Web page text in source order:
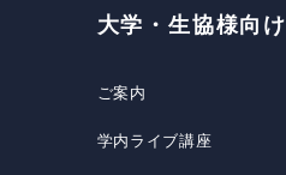
大学・生協様向け
ご案内
学内ライブ講座